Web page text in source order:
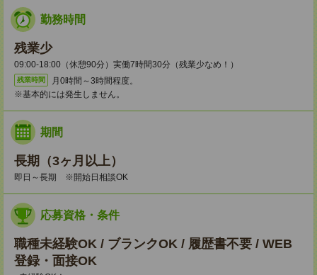
勤務時間
残業少
09:00-18:00（休憩90分）実働7時間30分（残業少なめ！）
残業時間
月0時間～3時間程度。
※基本的には発生しません。
期間
長期（3ヶ月以上）
即日～長期 ※開始日相談OK
応募資格・条件
職種未経験OK / ブランクOK / 履歴書不要 / WEB
登録・面接OK